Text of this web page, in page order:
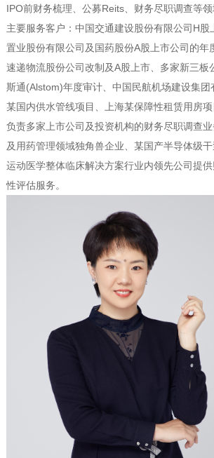
IPO前财务梳理、公募Reits、财务尽职调查等领
主要服务客户：中国交通建设股份有限公司H股
置业股份有限公司及国药股份A股上市公司的年
速递物流股份公司改制及A股上市、多家新三板
斯通(Alstom)年度审计、中国民航机场建设集团
某国内供水管线项目、上海某保障性租赁用房项
负责多家上市公司及投资机构的财务尽职调查
及用药管理领域独角兽企业、某国产半导体级
运动医学整体临床解决方案行业内领先公司提
性评估服务。